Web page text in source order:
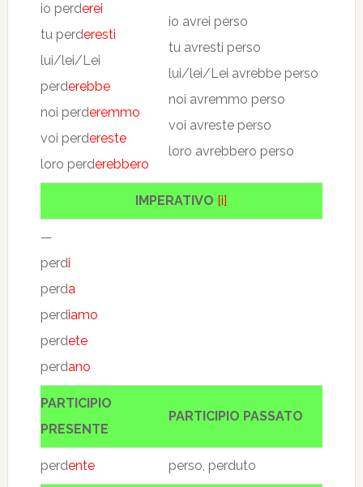
io perderei
tu perderesti
lui/lei/Lei
perderebbe
noi perderemmo
voi perdereste
loro perderebbero
io avrei perso
tu avresti perso
lui/lei/Lei avrebbe perso
noi avremmo perso
voi avreste perso
loro avrebbero perso
IMPERATIVO [i]
—
perdi
perda
perdiamo
perdete
perdano
PARTICIPIO
PRESENTE
PARTICIPIO PASSATO
perdente perso, perduto